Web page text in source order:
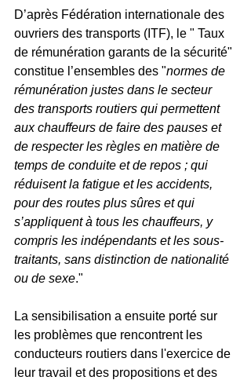
D’après Fédération internationale des
ouvriers des transports (ITF), le " Taux
de rémunération garants de la sécurité"
constitue l’ensembles des "normes de
rémunération justes dans le secteur
des transports routiers qui permettent
aux chauffeurs de faire des pauses et
de respecter les règles en matière de
temps de conduite et de repos ; qui
réduisent la fatigue et les accidents,
pour des routes plus sûres et qui
s’appliquent à tous les chauffeurs, y
compris les indépendants et les sous-
traitants, sans distinction de nationalité
ou de sexe."
La sensibilisation a ensuite porté sur
les problèmes que rencontrent les
conducteurs routiers dans l'exercice de
leur travail et des propositions et des